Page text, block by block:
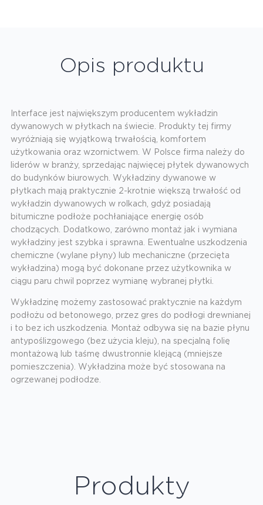
Opis produktu
Interface jest największym producentem wykładzin
dywanowych w płytkach na świecie. Produkty tej firmy
wyróżniają się wyjątkową trwałością, komfortem
użytkowania oraz wzornictwem. W Polsce firma należy do
liderów w branży, sprzedając najwięcej płytek dywanowych
do budynków biurowych. Wykładziny dywanowe w
płytkach mają praktycznie 2-krotnie większą trwałość od
wykładzin dywanowych w rolkach, gdyż posiadają
bitumiczne podłoże pochłaniające energię osób
chodzących. Dodatkowo, zarówno montaż jak i wymiana
wykładziny jest szybka i sprawna. Ewentualne uszkodzenia
chemiczne (wylane płyny) lub mechaniczne (przecięta
wykładzina) mogą być dokonane przez użytkownika w
ciągu paru chwil poprzez wymianę wybranej płytki.
Wykładzinę możemy zastosować praktycznie na każdym
podłożu od betonowego, przez gres do podłogi drewnianej
i to bez ich uszkodzenia. Montaż odbywa się na bazie płynu
antypoślizgowego (bez użycia kleju), na specjalną folię
montażową lub taśmę dwustronnie klejącą (mniejsze
pomieszczenia). Wykładzina może być stosowana na
ogrzewanej podłodze.
Produkty